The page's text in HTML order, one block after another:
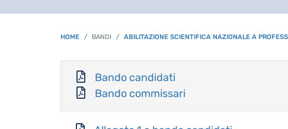
BREADCRUMB
HOME BANDI ABILITAZIONE SCIENTIFICA NAZIONALE A
Bando candidati
Bando commissari